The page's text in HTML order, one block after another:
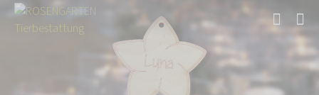
Aktuelles
ROSENGARTEN-Sterne Gedenkaktion: Über 22.000,…